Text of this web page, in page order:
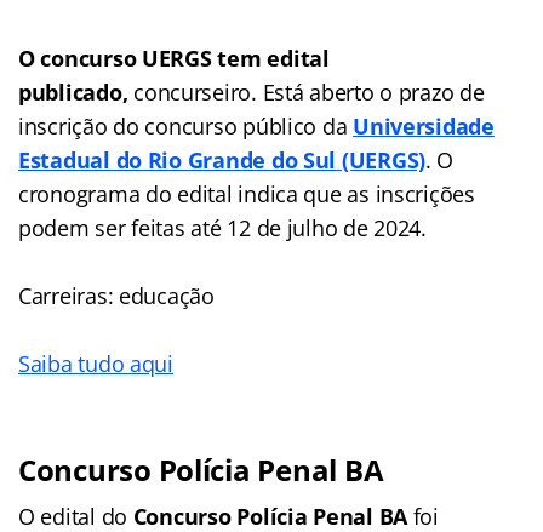
O concurso UERGS tem edital
publicado, concurseiro. Está aberto o prazo de
inscrição do concurso público da Universidade
Estadual do Rio Grande do Sul (UERGS). O
cronograma do edital indica que as inscrições
podem ser feitas até 12 de julho de 2024.
Carreiras: educação
Saiba tudo aqui
Concurso Polícia Penal BA
O edital do Concurso Polícia Penal BA foi